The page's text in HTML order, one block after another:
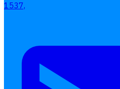
Interested Blog
1537,